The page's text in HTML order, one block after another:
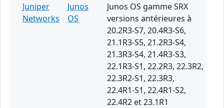
Juniper
Networks
Junos
OS
Junos OS gamme SRX
versions antérieures à
20.2R3-S7, 20.4R3-S6,
21.1R3-S5, 21.2R3-S4,
21.3R3-S4, 21.4R3-S3,
22.1R3-S1, 22.2R3, 22.3R2,
22.3R2-S1, 22.3R3,
22.4R1-S1, 22.4R1-S2,
22.4R2 et 23.1R1